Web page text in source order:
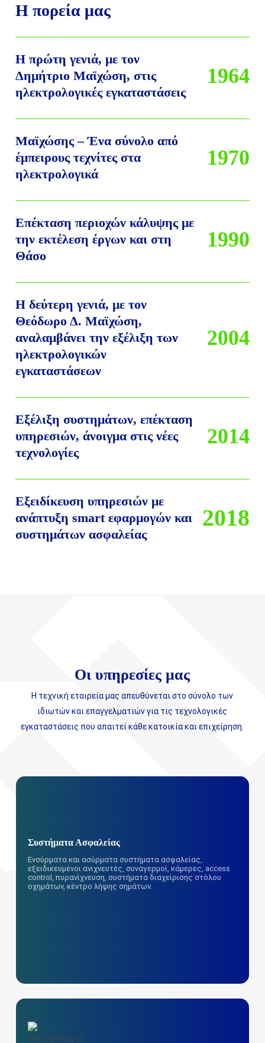
Η πορεία μας
Η πρώτη γενιά, με τον
Δημήτριο Μαϊχώση, στις
ηλεκτρολογικές εγκαταστάσεις
1964
Μαϊχώσης – Ένα σύνολο από
έμπειρους τεχνίτες στα
ηλεκτρολογικά
1970
Επέκταση περιοχών κάλυψης με
την εκτέλεση έργων και στη
Θάσο
1990
Η δεύτερη γενιά, με τον
Θεόδωρο Δ. Μαϊχώση,
αναλαμβάνει την εξέλιξη των
ηλεκτρολογικών
εγκαταστάσεων
2004
Εξέλιξη συστημάτων, επέκταση
υπηρεσιών, άνοιγμα στις νέες
τεχνολογίες
2014
Εξειδίκευση υπηρεσιών με
ανάπτυξη smart εφαρμογών και
συστημάτων ασφαλείας
2018
Οι υπηρεσίες μας
Η τεχνική εταιρεία μας απευθύνεται στο σύνολο των
ιδιωτών και επαγγελματιών για τις τεχνολογικές
εγκαταστάσεις που απαιτεί κάθε κατοικία και επιχείρηση.
Συστήματα Ασφαλείας
Ενσύρματα και ασύρματα συστήματα ασφαλείας,
εξειδικευμένοι ανιχνευτές, συναγερμοί, κάμερες, access
control, πυρανίχνευση, συστήματα διαχείρισης στόλου
οχημάτων, κέντρο λήψης σημάτων.